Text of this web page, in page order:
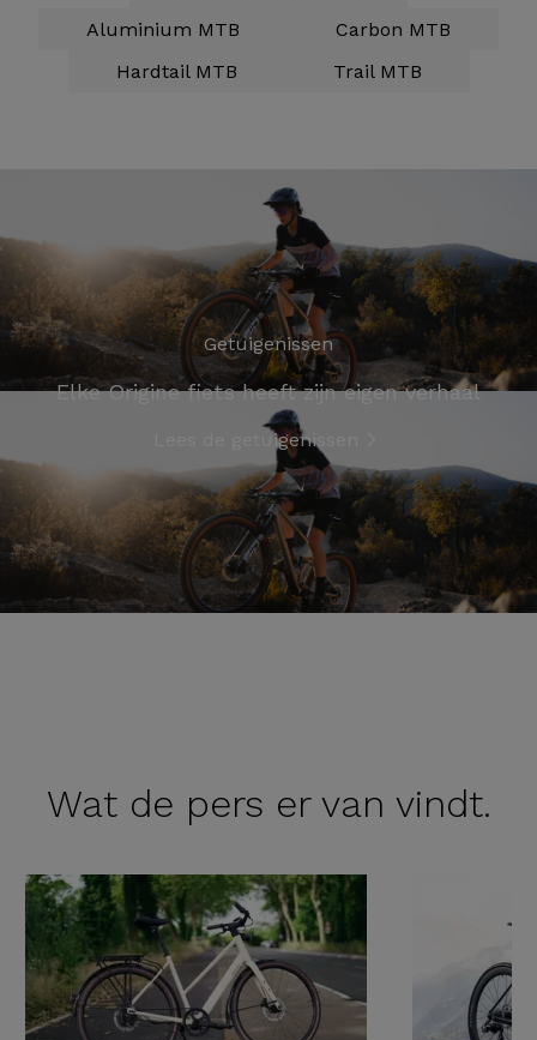
Aluminium MTB
Carbon MTB
Hardtail MTB
Trail MTB
Getuigenissen
Elke Origine fiets heeft zijn eigen verhaal
Lees de getuigenissen
Wat de pers er van vindt.